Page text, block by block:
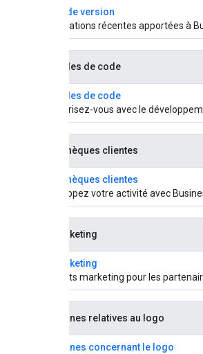
Notes de version
Modifications récentes apportées à
Exemples de code
Exemples de code
Familiarisez-vous avec le
Bibliothèques clientes
Bibliothèques clientes
Développez votre activité avec
Kit marketing
Kit marketing
Supports marketing pour les
Consignes relatives au logo
Consignes concernant le logo